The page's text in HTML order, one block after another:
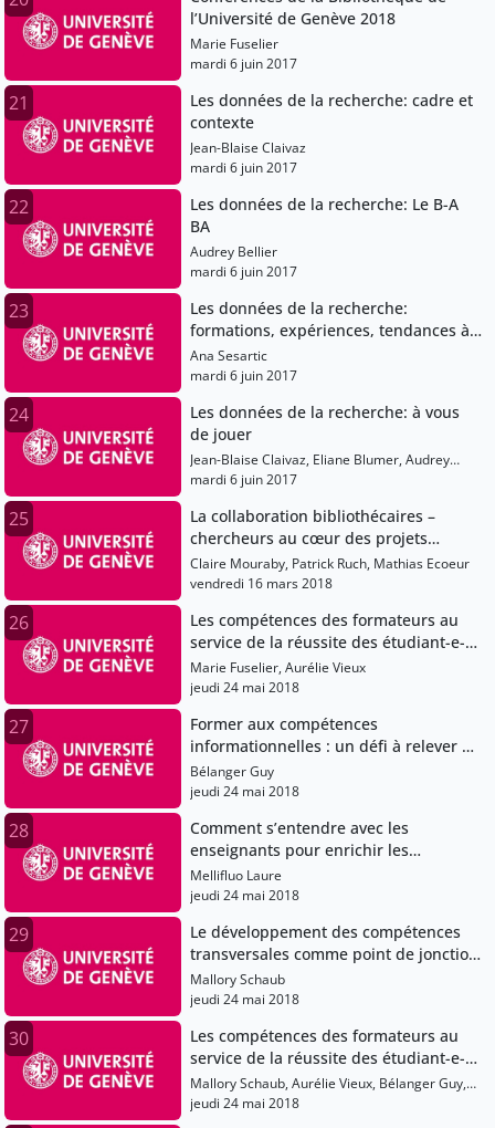
l’Université de Genève 2018
Marie Fuselier
mardi 6 juin 2017
21
Les données de la recherche: cadre et
contexte
Jean-Blaise Claivaz
mardi 6 juin 2017
22
Les données de la recherche: Le B-A
BA
Audrey Bellier
mardi 6 juin 2017
23
Les données de la recherche:
formations, expériences, tendances à
l'ETH Zurich
Ana Sesartic
mardi 6 juin 2017
24
Les données de la recherche: à vous
de jouer
Jean-Blaise Claivaz, Eliane Blumer, Audrey
Bellier, Ana Sesartic
mardi 6 juin 2017
25
La collaboration bibliothécaires –
chercheurs au cœur des projets
d’humanités numériques
Claire Mouraby, Patrick Ruch, Mathias Ecoeur
vendredi 16 mars 2018
26
Les compétences des formateurs au
service de la réussite des étudiant-e-s:
introduction
Marie Fuselier, Aurélie Vieux
jeudi 24 mai 2018
27
Former aux compétences
informationnelles : un défi à relever en
équipe !
Bélanger Guy
jeudi 24 mai 2018
28
Comment s’entendre avec les
enseignants pour enrichir les
formations aux compétences
informationnelles ?
Mellifluo Laure
jeudi 24 mai 2018
29
Le développement des compétences
transversales comme point de jonction
entre facultés et services communs de
l’Université
Mallory Schaub
jeudi 24 mai 2018
30
Les compétences des formateurs au
service de la réussite des étudiant-e-s:
échanges et discussion
Mallory Schaub, Aurélie Vieux, Bélanger Guy,
Mellifluo Laure
jeudi 24 mai 2018